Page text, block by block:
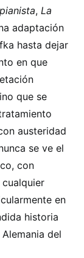
, La
adaptación
hasta dejar
en que
que se
austeridad
se ve el
con
en
historia
del